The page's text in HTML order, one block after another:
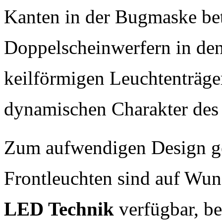
Kanten in der Bugmaske
Doppelscheinwerfern in
keilförmigen
dynamischen Charakter
Zum aufwendigen Design
Frontleuchten sind auf
LED Technik verfügbar,